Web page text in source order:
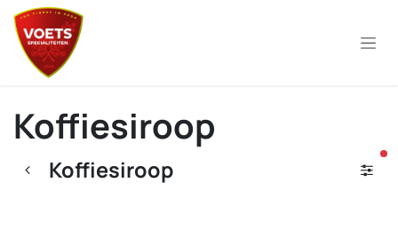
Overslaan naar inhoud
Koffiesiroop
Koffiesiroop